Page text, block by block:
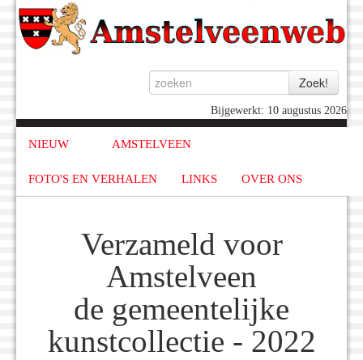
Bijgewerkt: 10 augustus 2026
NIEUW AMSTELVEEN
FOTO'S EN VERHALEN LINKS OVER ONS
Verzameld voor
Amstelveen
de gemeentelijke
kunstcollectie - 2022